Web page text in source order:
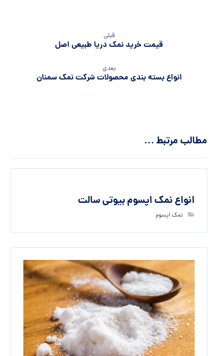
قبلی
قیمت خرید نمک دریا طبیعی اصل
بعدی
انواع بسته بندی محصولات شرکت نمک سمنان
مطالب مرتبط ...
انواع نمک اپسوم بیوتی سالت
نمک اپسوم